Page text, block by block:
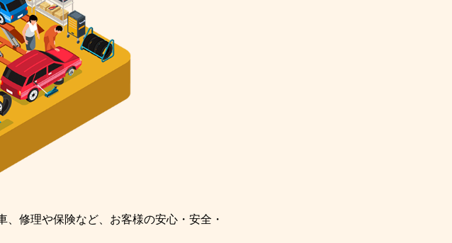
修理や保険など、お客様の安心・安全・